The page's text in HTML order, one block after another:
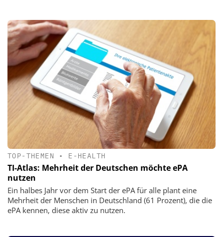
TOP-THEMEN • E-HEALTH
TI-Atlas: Mehrheit der Deutschen möchte ePA
nutzen
Ein halbes Jahr vor dem Start der ePA für alle plant eine
Mehrheit der Menschen in Deutschland (61 Prozent), die die
ePA kennen, diese aktiv zu nutzen.